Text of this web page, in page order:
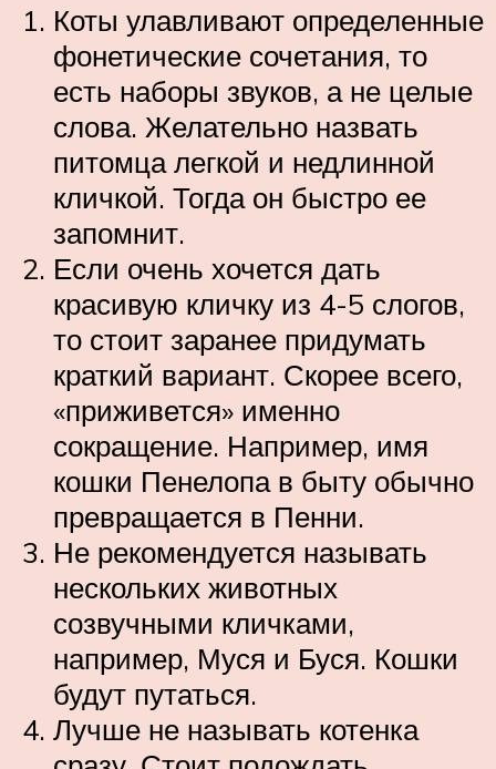
Коты улавливают определенные
фонетические сочетания, то
есть наборы звуков, а не целые
слова. Желательно назвать
питомца легкой и недлинной
кличкой. Тогда он быстро ее
запомнит.
Если очень хочется дать
красивую кличку из 4-5 слогов,
то стоит заранее придумать
краткий вариант. Скорее всего,
«приживется» именно
сокращение. Например, имя
кошки Пенелопа в быту обычно
превращается в Пенни.
Не рекомендуется называть
нескольких животных
созвучными кличками,
например, Муся и Буся. Кошки
будут путаться.
Лучше не называть котенка